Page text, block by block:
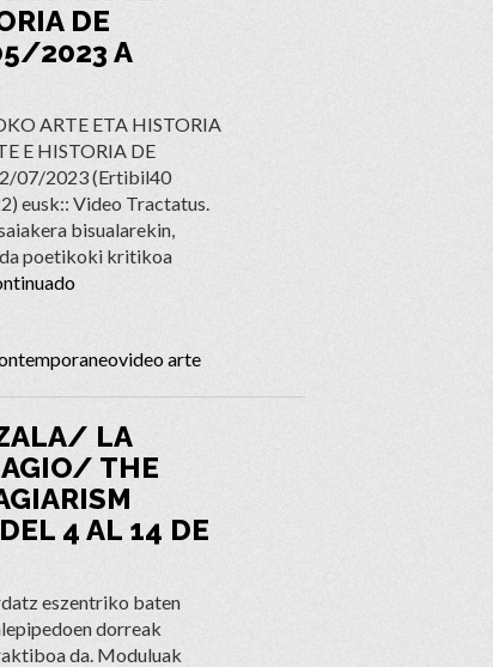
DE
2023 A
ARTE ETA HISTORIA
E HISTORIA DE
07/2023 (Ertibil40
eusk:: Video Tractatus.
bisualarekin,
poetikoki kritikoa
video arte
LA
THE
4 AL 14 DE
eszentriko baten
dorreak
da. Moduluak